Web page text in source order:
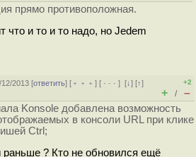
прямо противоположная.
что и то и то надо, но Jedem
2013 [ответить] [ ﹢﹢﹢] [ · · ·][↓] [↑]
+2
+ / –
Konsole добавлена возможность
в консоли URL при клике
Ctrl;
раньше ? Кто не обновился ещё